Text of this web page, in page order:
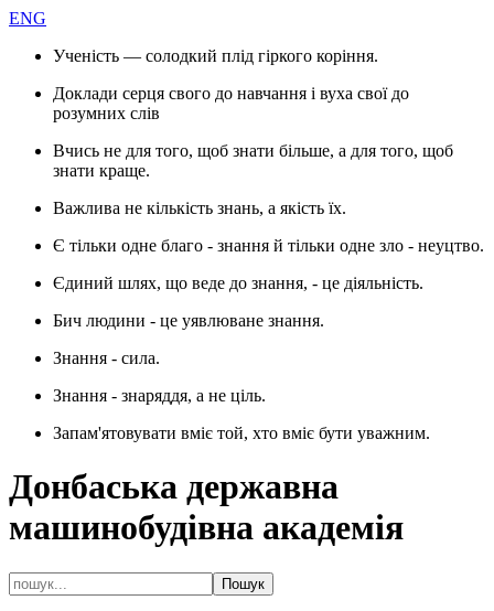
ENG
Ученість — солодкий плід гіркого коріння.
Доклади серця свого до навчання і вуха свої до
розумних слів
Вчись не для того, щоб знати більше, а для того, щоб
знати краще.
Важлива не кількість знань, а якість їх.
Є тільки одне благо - знання й тільки одне зло - неуцтво.
Єдиний шлях, що веде до знання, - це діяльність.
Бич людини - це уявлюване знання.
Знання - сила.
Знання - знаряддя, а не ціль.
Запам'ятовувати вміє той, хто вміє бути уважним.
Донбаська державна
машинобудівна академія